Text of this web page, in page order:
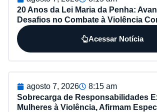
20 Anos da Lei Maria da Penha:
Desafios no Combate à Violência
Acessar Notícia
agosto 7, 2026
8:15 am
Sobrecarga de Responsabilidades
Mulheres à Violência, Afirmam